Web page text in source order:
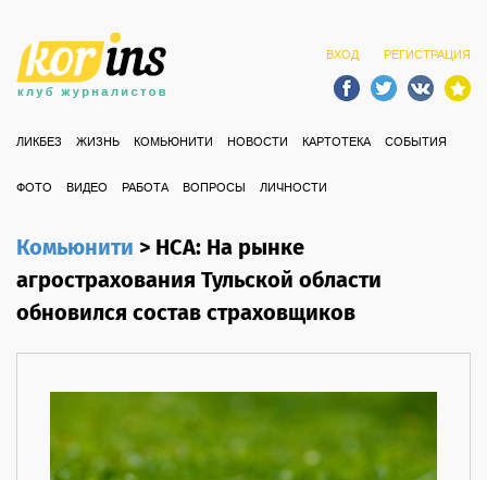
ВХОД РЕГИСТРАЦИЯ
ЛИКБЕЗ ЖИЗНЬ КОМЬЮНИТИ НОВОСТИ КАРТОТЕКА СОБЫТИЯ
ФОТО ВИДЕО РАБОТА ВОПРОСЫ ЛИЧНОСТИ
Комьюнити>НСА: На рынке
агрострахования Тульской области
обновился состав страховщиков